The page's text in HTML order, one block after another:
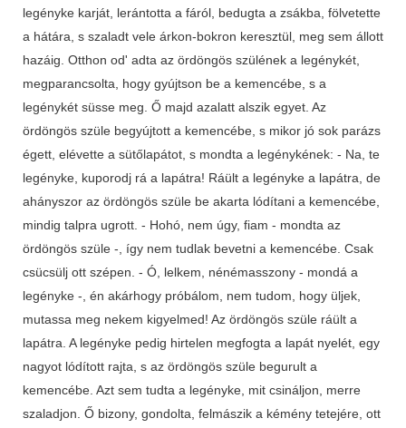
legényke karját, lerántotta a fáról, bedugta a zsákba, fölvetette
a hátára, s szaladt vele árkon-bokron keresztül, meg sem állott
hazáig. Otthon od' adta az ördöngös szülének a legénykét,
megparancsolta, hogy gyújtson be a kemencébe, s a
legénykét süsse meg. Ő majd azalatt alszik egyet. Az
ördöngös szüle begyújtott a kemencébe, s mikor jó sok parázs
égett, elévette a sütőlapátot, s mondta a legénykének: - Na, te
legényke, kuporodj rá a lapátra! Ráült a legényke a lapátra, de
ahányszor az ördöngös szüle be akarta lódítani a kemencébe,
mindig talpra ugrott. - Hohó, nem úgy, fiam - mondta az
ördöngös szüle -, így nem tudlak bevetni a kemencébe. Csak
csücsülj ott szépen. - Ó, lelkem, nénémasszony - mondá a
legényke -, én akárhogy próbálom, nem tudom, hogy üljek,
mutassa meg nekem kigyelmed! Az ördöngös szüle ráült a
lapátra. A legényke pedig hirtelen megfogta a lapát nyelét, egy
nagyot lódított rajta, s az ördöngös szüle begurult a
kemencébe. Azt sem tudta a legényke, mit csináljon, merre
szaladjon. Ő bizony, gondolta, felmászik a kémény tetejére, ott